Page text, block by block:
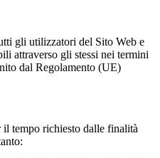
gli utilizzatori del Sito Web e
attraverso gli stessi nei termini
dal Regolamento (UE)
tempo richiesto dalle finalità